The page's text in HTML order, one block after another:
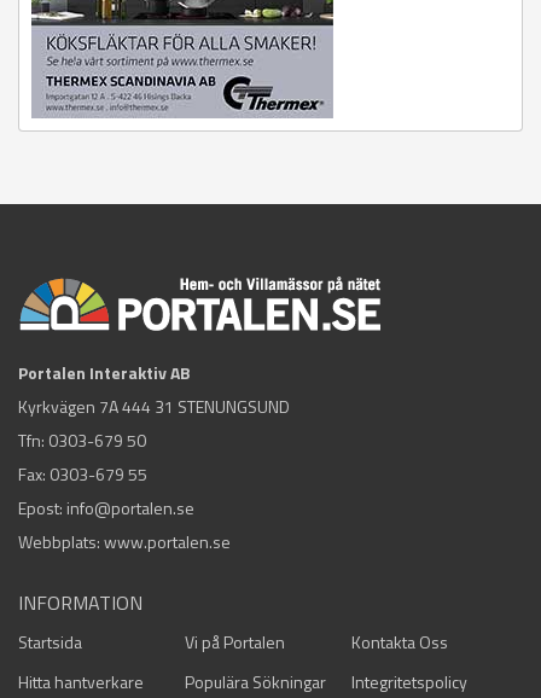
Portalen Interaktiv AB
Kyrkvägen 7A 444 31 STENUNGSUND
Tfn: 0303-679 50
Fax: 0303-679 55
Epost: info@portalen.se
Webbplats: www.portalen.se
INFORMATION
Startsida Vi på Portalen
Kontakta Oss
Hitta hantverkare
Populära Sökningar Integritetspolicy